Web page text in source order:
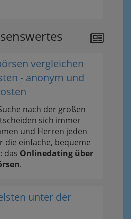
vergleichen
- anonym und
nach der großen
sich immer
und Herren jeden
die einfache, bequeme
das Onlinedating über
.
unter der